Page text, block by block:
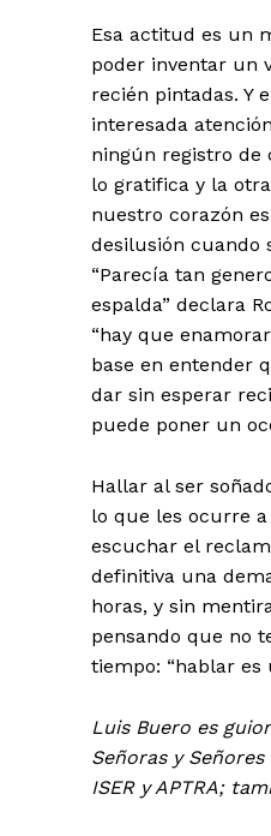
Esa actitud es un
poder inventar un
recién pintadas. Y
interesada
ningún registro de
lo gratifica y la
nuestro corazón
desilusión cuando
“Parecía tan
espalda” declara
“hay que
base en entender
dar sin esperar
puede poner un
Hallar al ser
lo que les ocurre a
escuchar el
definitiva una
horas, y sin
pensando que no
tiempo: “hablar es
Luis Buero es
Señoras y
ISER y APTRA;